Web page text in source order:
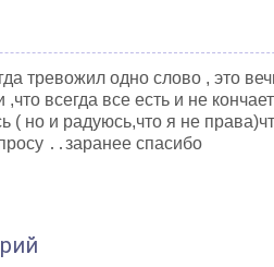
тревожил одно слово , это
всегда все есть и не
( но и радуюсь,что я не
․․заранее спасибо